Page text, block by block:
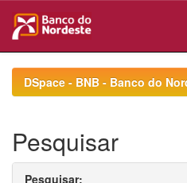
navigationDSpace - BNB - Banco do
Pesquisar
Pesquisar: